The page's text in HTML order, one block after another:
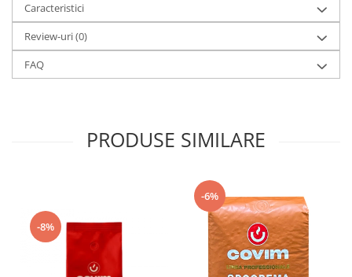
Caracteristici
Review-uri(0)
FAQ
PRODUSE SIMILARE
-8%
-6%